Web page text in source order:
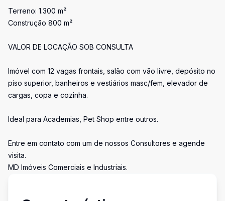
Terreno: 1.300 m²
Construção 800 m²
VALOR DE LOCAÇÃO SOB CONSULTA
Imóvel com 12 vagas frontais, salão com vão livre, depósito no
piso superior, banheiros e vestiários masc/fem, elevador de
cargas, copa e cozinha.
Ideal para Academias, Pet Shop entre outros.
Entre em contato com um de nossos Consultores e agende
visita.
MD Imóveis Comerciais e Industriais.